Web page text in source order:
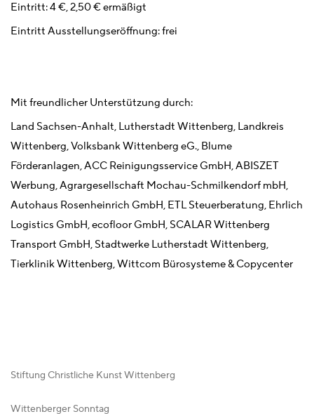
Eintritt: 4 €, 2,50 € ermäßigt
Eintritt Ausstellungseröffnung: frei
Mit freundlicher Unterstützung durch:
Land Sachsen-Anhalt, Lutherstadt Wittenberg, Landkreis
Wittenberg, Volksbank Wittenberg eG., Blume
Förderanlagen, ACC Reinigungsservice GmbH, ABISZET
Werbung, Agrargesellschaft Mochau-Schmilkendorf mbH,
Autohaus Rosenheinrich GmbH, ETL Steuerberatung, Ehrlich
Logistics GmbH, ecofloor GmbH, SCALAR Wittenberg
Transport GmbH, Stadtwerke Lutherstadt Wittenberg,
Tierklinik Wittenberg, Wittcom Bürosysteme & Copycenter
Stiftung Christliche Kunst Wittenberg
Wittenberger Sonntag